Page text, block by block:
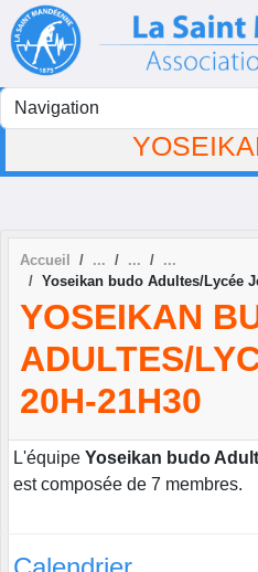
Accueil
Yoseikan budo Adultes/Lycée
YOSEIKAN
ADULTES/
20H-21H30
L'équipe Yoseikan budo
est composée de 7 membres.
Panneau de gestion des cookies